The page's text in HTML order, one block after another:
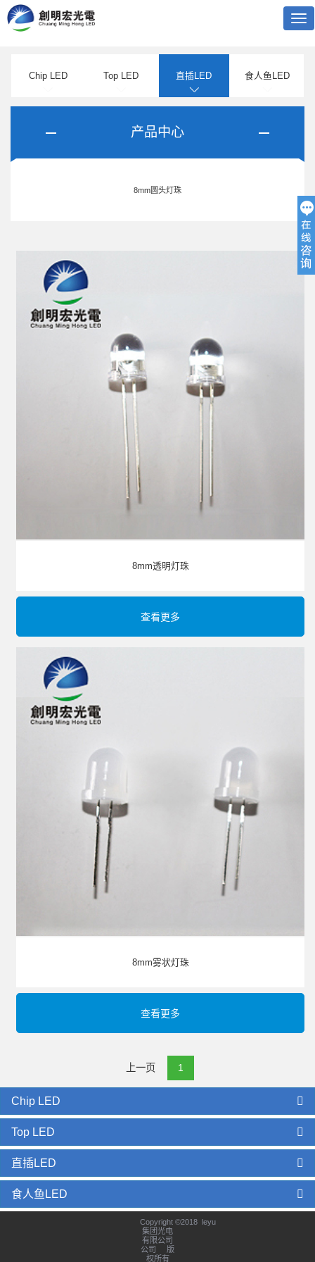
Chip LED Top LED 直插LED 食人鱼LED
产品中心
8mm圆头灯珠
8mm透明灯珠
查看更多
8mm雾状灯珠
查看更多
上一页 1
Chip LED
Top LED
直插LED
食人鱼LED
Copyright ©2018 leyu
集团光电
有限公司
公司 版
权所有